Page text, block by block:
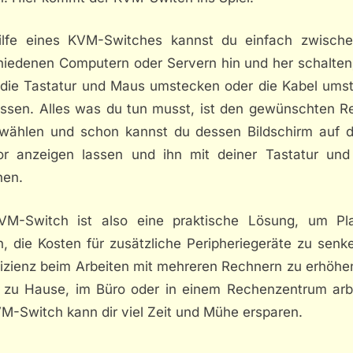
eines KVM-Switches kannst du einfach
Computern oder Servern hin und her
Tastatur und Maus umstecken oder die Kabel
Alles was du tun musst, ist den gewünschten
und schon kannst du dessen Bildschirm auf
anzeigen lassen und ihn mit deiner Tastatur und
Switch ist also eine praktische Lösung, um
die Kosten für zusätzliche Peripheriegeräte zu
beim Arbeiten mit mehreren Rechnern zu
Hause, im Büro oder in einem Rechenzentrum
Switch kann dir viel Zeit und Mühe ersparen.